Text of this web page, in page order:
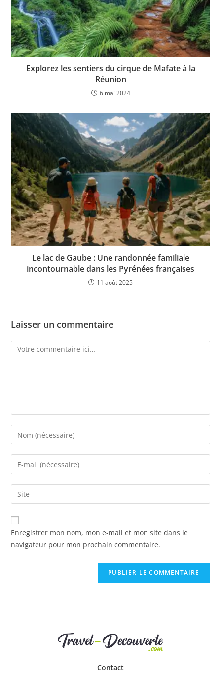
Explorez les sentiers du cirque de Mafate à la
Réunion
6 mai 2024
Le lac de Gaube : Une randonnée familiale
incontournable dans les Pyrénées françaises
11 août 2025
Laisser un commentaire
Enregistrer mon nom, mon e-mail et mon site dans le
navigateur pour mon prochain commentaire.
Contact